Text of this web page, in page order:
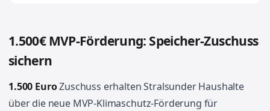
1.500€ MVP-Förderung: Speicher-Zuschuss
sichern
1.500 EuroZuschuss erhalten Stralsunder Haushalte
über die neue MVP-Klimaschutz-Förderung für